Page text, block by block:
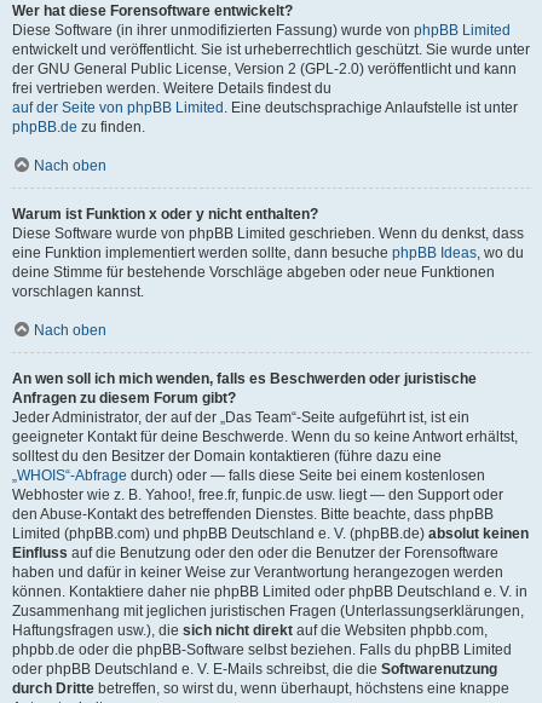
Wer hat diese Forensoftware entwickelt?
Diese Software (in ihrer unmodifizierten Fassung) wurde von phpBB Limited
entwickelt und veröffentlicht. Sie ist urheberrechtlich geschützt. Sie wurde unter
der GNU General Public License, Version 2 (GPL-2.0) veröffentlicht und kann
frei vertrieben werden. Weitere Details findest du
auf der Seite von phpBB Limited . Eine deutschsprachige Anlaufstelle ist unter
phpBB.de zu finden.
Nach oben
Warum ist Funktion x oder y nicht enthalten?
Diese Software wurde von phpBB Limited geschrieben. Wenn du denkst, dass
eine Funktion implementiert werden sollte, dann besuche phpBB Ideas, wo du
deine Stimme für bestehende Vorschläge abgeben oder neue Funktionen
vorschlagen kannst.
Nach oben
An wen soll ich mich wenden, falls es Beschwerden oder juristische
Anfragen zu diesem Forum gibt?
Jeder Administrator, der auf der „Das Team“-Seite aufgeführt ist, ist ein
geeigneter Kontakt für deine Beschwerde. Wenn du so keine Antwort erhältst,
solltest du den Besitzer der Domain kontaktieren (führe dazu eine
„WHOIS“-Abfrage durch) oder — falls diese Seite bei einem kostenlosen
Webhoster wie z. B. Yahoo!, free.fr, funpic.de usw. liegt — den Support oder
den Abuse-Kontakt des betreffenden Dienstes. Bitte beachte, dass phpBB
Limited (phpBB.com) und phpBB Deutschland e. V. (phpBB.de) absolut keinen
Einfluss auf die Benutzung oder den oder die Benutzer der Forensoftware
haben und dafür in keiner Weise zur Verantwortung herangezogen werden
können. Kontaktiere daher nie phpBB Limited oder phpBB Deutschland e. V. in
Zusammenhang mit jeglichen juristischen Fragen (Unterlassungserklärungen,
Haftungsfragen usw.), die sich nicht direkt auf die Websiten phpbb.com,
phpbb.de oder die phpBB-Software selbst beziehen. Falls du phpBB Limited
oder phpBB Deutschland e. V. E-Mails schreibst, die die Softwarenutzung
durch Dritte betreffen, so wirst du, wenn überhaupt, höchstens eine knappe